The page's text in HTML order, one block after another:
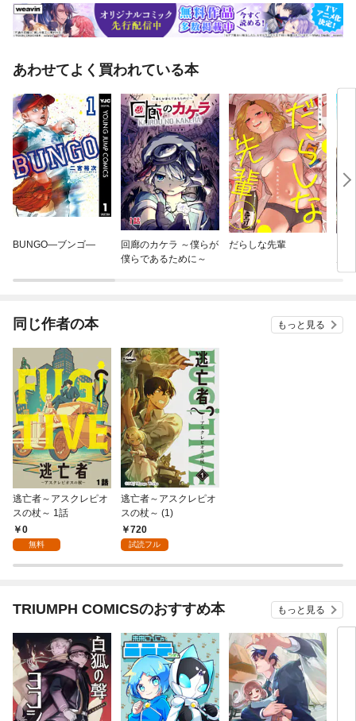
あわせてよく買われている本
BUNGO—ブンゴ—
回廊のカケラ ～僕らが
僕らであるために～
だらしな先輩
婚
同じ作者の本 もっと見る
逃亡者～アスクレピオ
スの杖～ 1話
0
無料
逃亡者～アスクレピオ
スの杖～ (1)
720
試読フル
TRIUMPH COMICSのおすすめ本 もっと見る